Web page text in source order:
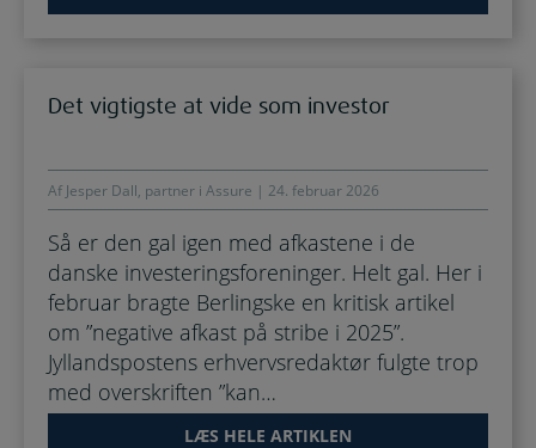
Det vigtigste at vide som investor
Af Jesper Dall, partner i Assure | 24. februar 2026
Så er den gal igen med afkastene i de
danske investeringsforeninger. Helt gal. Her i
februar bragte Berlingske en kritisk artikel
om ”negative afkast på stribe i 2025”.
Jyllandspostens erhvervsredaktør fulgte trop
med overskriften ”kan…
LÆS HELE ARTIKLEN